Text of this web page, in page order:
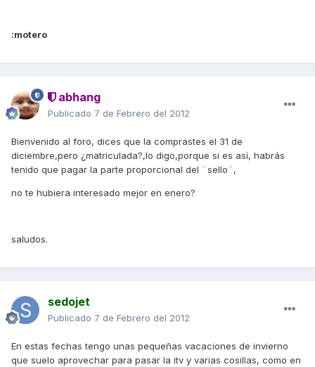
:motero
abhang
Publicado 7 de Febrero del 2012
Bienvenido al foro, dices que la comprastes el 31 de
diciembre,pero ¿matriculada?,lo digo,porque si es así, habrás
tenido que pagar la parte proporcional del ¨sello¨,
no te hubiera interesado mejor en enero?
saludos.
sedojet
Publicado 7 de Febrero del 2012
En estas fechas tengo unas pequeñas vacaciones de invierno
que suelo aprovechar para pasar la itv y varias cosillas, como en